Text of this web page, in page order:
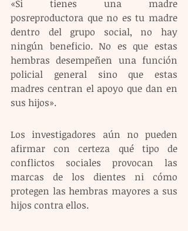
«Si tienes una madre
posreproductora que no es tu madre
dentro del grupo social, no hay
ningún beneficio. No es que estas
hembras desempeñen una función
policial general sino que estas
madres centran el apoyo que dan en
sus hijos».
Los investigadores aún no pueden
afirmar con certeza qué tipo de
conflictos sociales provocan las
marcas de los dientes ni cómo
protegen las hembras mayores a sus
hijos contra ellos.